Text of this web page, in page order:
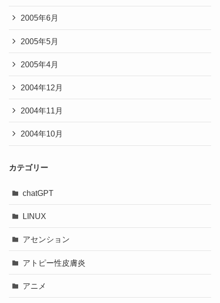
2005年6月
2005年5月
2005年4月
2004年12月
2004年11月
2004年10月
カテゴリー
chatGPT
LINUX
アセンション
アトピー性皮膚炎
アニメ